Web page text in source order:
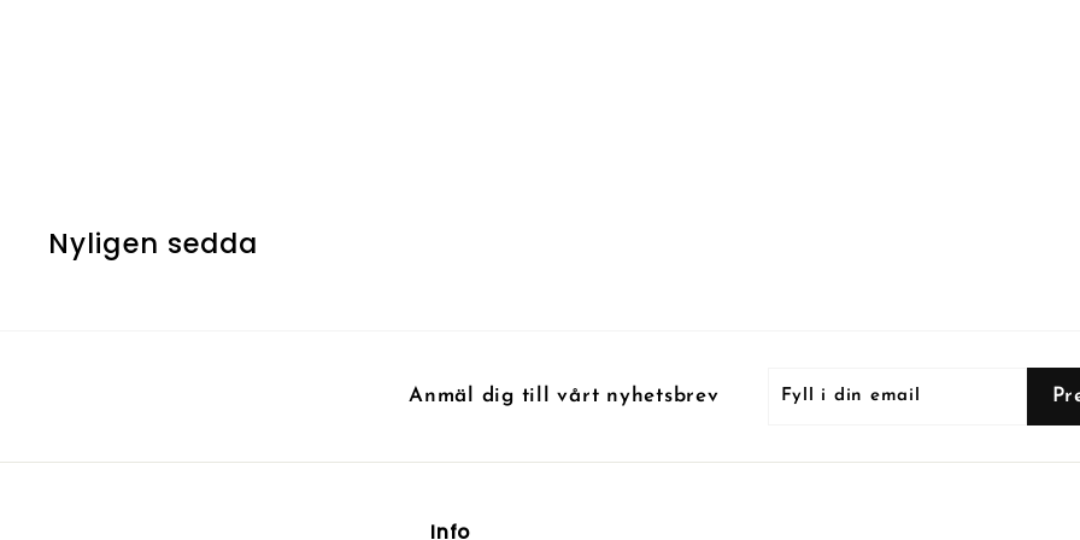
Nyligen sedda
Anmäl dig till vårt nyhetsbrev
Info